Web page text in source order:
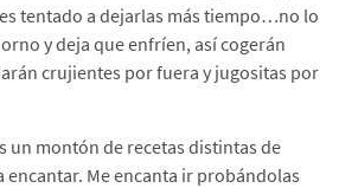
tentado a dejarlas más tiempo…no lo
y deja que enfríen, así cogerán
crujientes por fuera y jugositas por
un montón de recetas distintas de
encantar. Me encanta ir probándolas